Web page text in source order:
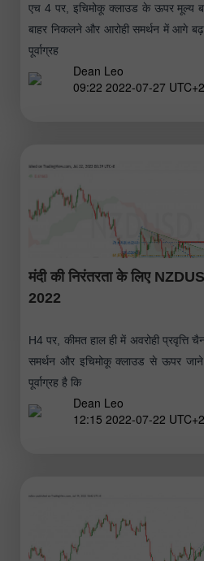
एच 4 पर, इचिमोकू क्लाउड के ऊपर मूल्य
बाहर निकलने और आरोही समर्थन में आगे
पूर्वाग्रह
Dean Leo
09:22 2022-07-27 UTC+2
मंदी की निरंतरता के लिए
2022
H4 पर, कीमत हाल ही में अवरोही प्रवृत्ति
समर्थन और इचिमोकू क्लाउड से ऊपर
पूर्वाग्रह है कि
Dean Leo
12:15 2022-07-22 UTC+2